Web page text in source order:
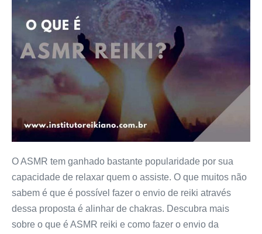
O ASMR tem ganhado bastante popularidade por sua
capacidade de relaxar quem o assiste. O que muitos não
sabem é que é possível fazer o envio de reiki através
dessa proposta é alinhar de chakras. Descubra mais
sobre o que é ASMR reiki e como fazer o envio da